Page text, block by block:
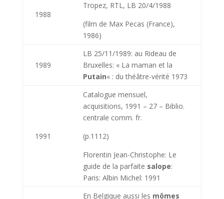
1988
Tropez, RTL, LB 20/4/1988
(film de Max Pecas (France),
1986)
1989
LB 25/11/1989: au Rideau de
Bruxelles: « La maman et la
Putain« : du théâtre-vérité 1973
1991
Catalogue mensuel,
acquisitions, 1991 – 27 – Biblio.
centrale comm. fr.
(p.1112)
Florentin Jean-Christophe: Le
guide de la parfaite salope:
Paris: Albin Michel: 1991
En Belgique aussi les mômes